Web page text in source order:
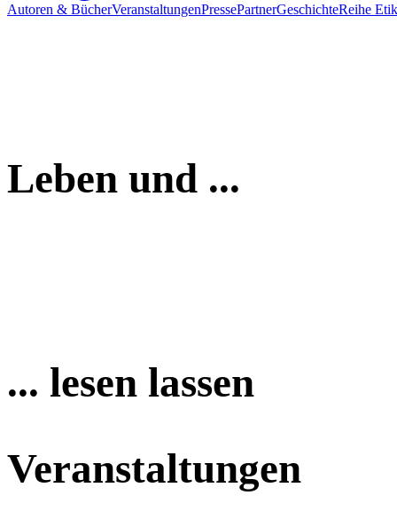
Autoren & BücherVeranstaltungenPressePartnerGeschichteReihe
Leben und ...
... lesen lassen
Veranstaltungen